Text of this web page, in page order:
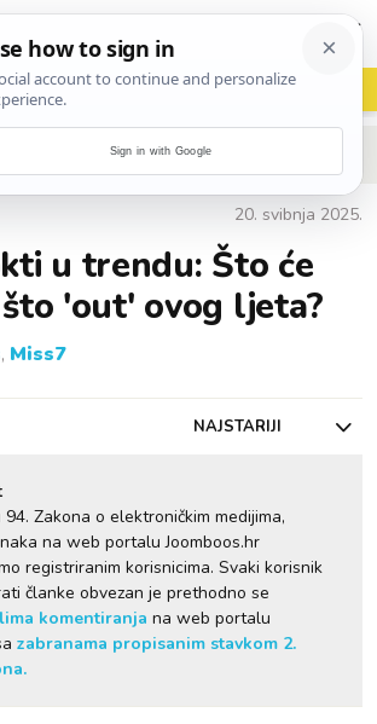
aww vrh! woot?!
POVRATAK NA ČLANAK
20. svibnja 2025.
u trendu: Što će
'out' ovog ljeta?
, Miss7
NAJSTARIJI
Zakona o elektroničkim medijima,
na web portalu Joomboos.hr
registriranim korisnicima. Svaki korisnik
članke obvezan je prethodno se
komentiranja na web portalu
zabranama propisanim stavkom 2.
Sign in with Google